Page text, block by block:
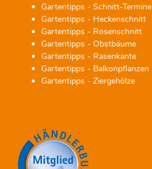
Gartentipps - Schnitt-Termine
Gartentipps - Heckenschnitt
Gartentipps - Rosenschnitt
Gartentipps - Obstbäume
Gartentipps - Rasenkante
Gartentipps - Balkonpflanzen
Gartentipps - Ziergehölze